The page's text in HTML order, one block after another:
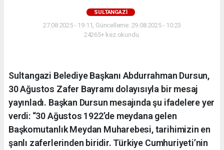
SULTANGAZI
27.08.2025 - 19:11, Güncelleme: 29.08.2025 - 10:23
24265+ kez okundu.
Sultangazi Belediye Başkanı Abdurrahman Dursun,
30 Ağustos Zafer Bayramı dolayısıyla bir mesaj
yayınladı. Başkan Dursun mesajında şu ifadelere yer
verdi: “30 Ağustos 1922’de meydana gelen
Başkomutanlık Meydan Muharebesi, tarihimizin en
şanlı zaferlerinden biridir. Türkiye Cumhuriyeti’nin